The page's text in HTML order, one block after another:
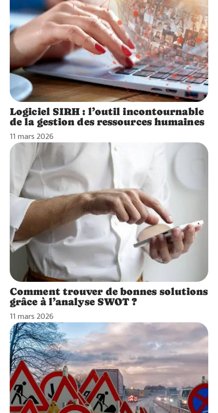
Logiciel SIRH : l’outil incontournable
de la gestion des ressources humaines
11 mars 2026
Comment trouver de bonnes solutions
grâce à l’analyse SWOT ?
11 mars 2026